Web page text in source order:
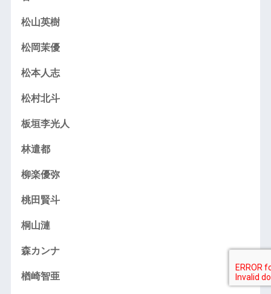
松山英樹
松岡茉優
松本人志
松村北斗
板垣李光人
林遣都
柳楽優弥
桃田賢斗
桐山漣
森カンナ
楢崎智亜